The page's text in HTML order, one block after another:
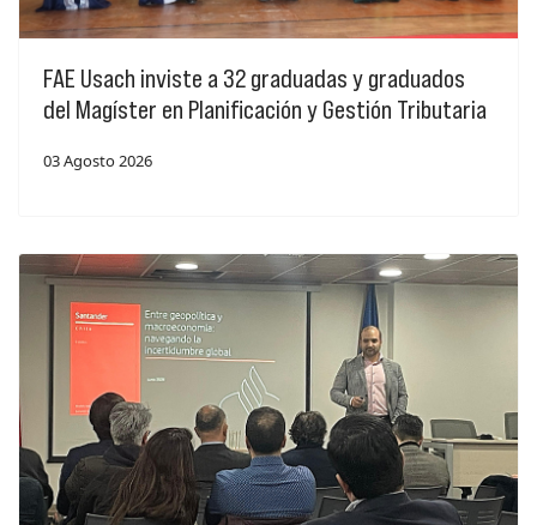
FAE Usach inviste a 32 graduadas y graduados
del Magíster en Planificación y Gestión Tributaria
03 Agosto 2026